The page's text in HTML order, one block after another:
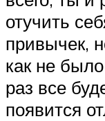
отучить
привычек,
как не
раз все
появится